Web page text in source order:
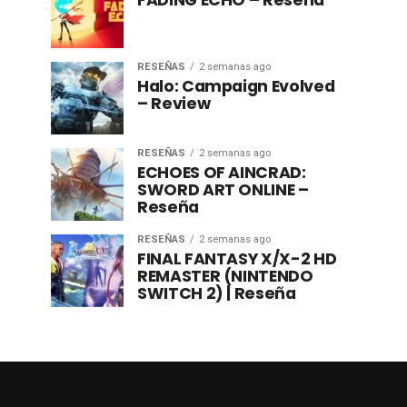
RESEÑAS 2 semanas ago
Halo: Campaign Evolved
– Review
RESEÑAS 2 semanas ago
ECHOES OF AINCRAD:
SWORD ART ONLINE –
Reseña
RESEÑAS 2 semanas ago
FINAL FANTASY X/X-2 HD
REMASTER (NINTENDO
SWITCH 2) | Reseña